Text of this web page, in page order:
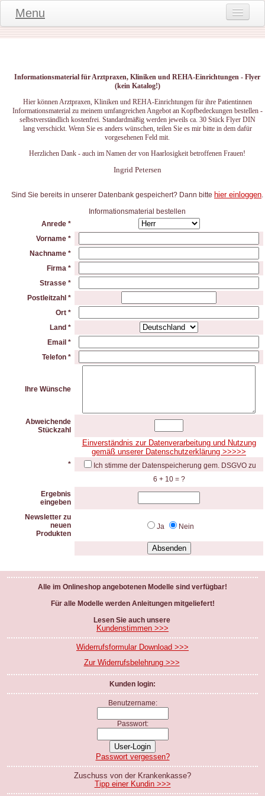
Menu
Kundeninformationen
Kundenstimmen
häufige Fragen
Kontakt
Datenschutz
Widerruf-Formular
Widerrufsbelehrung
Informationsmaterial für Arztpraxen, Kliniken und REHA-Einrichtungen - Flyer
(kein Katalog!)
Hier können Arztpraxen, Kliniken und REHA-Einrichtungen für ihre Patientinnen
Informationsmaterial zu meinem umfangreichen Angebot an Kopfbedeckungen bestellen -
selbstverständlich kostenfrei. Standardmäßig werden jeweils ca. 30 Stück Flyer DIN
lang verschickt. Wenn Sie es anders wünschen, teilen Sie es mir bitte in dem dafür
vorgesehenen Feld mit.
Herzlichen Dank - auch im Namen der von Haarlosigkeit betroffenen Frauen!
Ingrid Petersen
Sind Sie bereits in unserer Datenbank gespeichert? Dann bitte hier einloggen.
Informationsmaterial bestellen
Anrede *
Vorname *
Nachname *
Firma *
Strasse *
Postleitzahl *
Ort *
Land *
Email *
Telefon *
Ihre Wünsche
Abweichende
Stückzahl
Einverständnis zur Datenverarbeitung und Nutzung
gemäß unserer Datenschutzerklärung >>>>>
*
Ich stimme der Datenspeicherung gem. DSGVO zu
6 + 10 = ?
Ergebnis
eingeben
Newsletter zu
neuen
Produkten
Ja Nein
Alle im Onlineshop angebotenen Modelle sind verfügbar!
Für alle Modelle werden Anleitungen mitgeliefert!
Lesen Sie auch unsere
Kundenstimmen >>>
Widerrufsformular Download >>>
Zur Widerrufsbelehrung >>>
Kunden login:
Benutzername:
Passwort:
Passwort vergessen?
Zuschuss von der Krankenkasse?
Tipp einer Kundin >>>